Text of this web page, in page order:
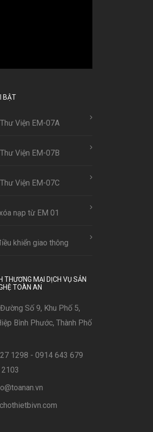
BẬT
Viện EM-07A
Viện EM-07B
Viện EM-07C
nạp từ EM 01
khiển giao thông
THƯƠNG MẠI DỊCH VỤ SẢN
TOÀN AN
Số 9, Khu Phố 5,
Bình Phước, Thành Phố
1298 - 0914 643 679